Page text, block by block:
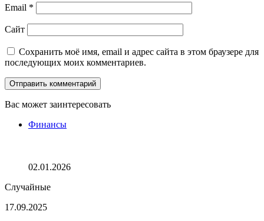
Email *
Сайт
Сохранить моё имя, email и адрес сайта в этом браузере для
последующих моих комментариев.
Вас может заинтересовать
Финансы
02.01.2026
Случайные
В
17.09.2025